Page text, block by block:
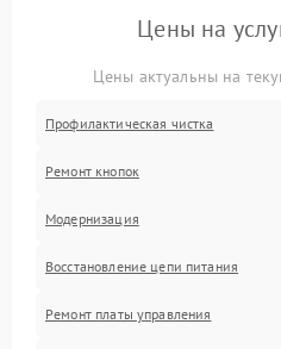
Цены на
Цены актуальны на
Профилактическая чистка
Ремонт кнопок
Модернизация
Восстановление цепи питания
Ремонт платы управления